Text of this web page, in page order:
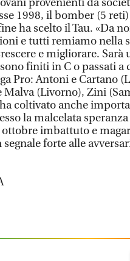
1998, il bomber (5
ha scelto il Tau. «Da
e tutti remiamo nella
e migliorare. Sarà
finiti in C o passati a
Pro: Antoni e Cartano
(Livorno), Zini
coltivato anche
la malcelata speranza
imbattuto e
forte alle